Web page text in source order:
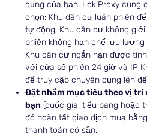
dụng của bạn. LokiProxy cung
chọn: Khu dân cư luân phiên
tự động, Khu dân cư không
phiên không hạn chế lưu lượng
Khu dân cư ngắn hạn được
với cửa sổ phiên 24 giờ và IP
để truy cập chuyên dụng lên
Đặt nhắm mục tiêu theo vị trí
bạn (quốc gia, tiểu bang hoặc
đó hoàn tất giao dịch mua
thanh toán có sẵn.